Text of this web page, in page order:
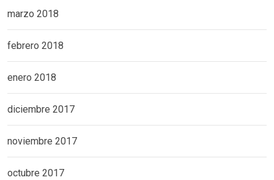
marzo 2018
febrero 2018
enero 2018
diciembre 2017
noviembre 2017
octubre 2017